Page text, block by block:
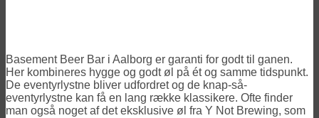
Basement Beer Bar i Aalborg er garanti for godt til ganen.
Her kombineres hygge og godt øl på ét og samme tidspunkt.
De eventyrlystne bliver udfordret og de knap-så-
eventyrlystne kan få en lang række klassikere. Ofte finder
man også noget af det eksklusive øl fra Y Not Brewing, som